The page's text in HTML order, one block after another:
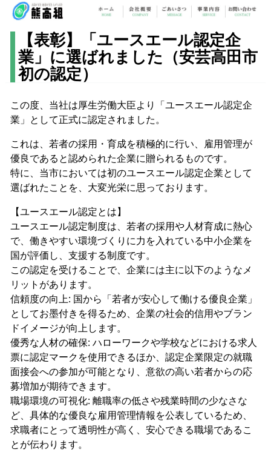
【表彰】「ユースエール認定企
業」に選ばれました（安芸高田市
初の認定）
この度、当社は厚生労働大臣より「ユースエール認定企
業」として正式に認定されました。
これは、若者の採用・育成を積極的に行い、雇用管理が
優良であると認められた企業に贈られるものです。
​特に、当市においては初のユースエール認定企業として
選ばれたことを、大変光栄に思っております。
【ユースエール認定とは】
​ユースエール認定制度は、若者の採用や人材育成に熱心
で、働きやすい環境づくりに力を入れている中小企業を
国が評価し、支援する制度です。
​この認定を受けることで、企業には主に以下のようなメ
リットがあります。
​信頼度の向上: 国から「若者が安心して働ける優良企業」
としてお墨付きを得るため、企業の社会的信用やブラン
ドイメージが向上します。
​優秀な人材の確保: ハローワークや学校などにおける求人
票に認定マークを使用できるほか、認定企業限定の就職
面接会への参加が可能となり、意欲の高い若者からの応
募増加が期待できます。
​職場環境の可視化: 離職率の低さや残業時間の少なさな
ど、具体的な優良な雇用管理情報を公表しているため、
求職者にとって透明性が高く、安心できる職場であるこ
とが伝わります。